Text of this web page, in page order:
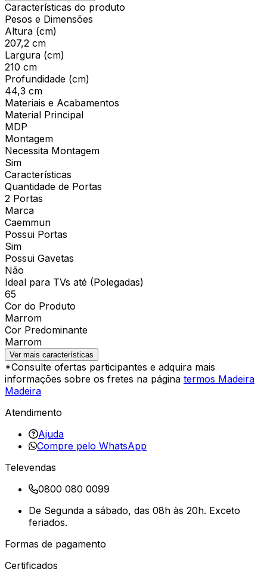
Características do produto
Pesos e Dimensões
Altura (cm)
207,2 cm
Largura (cm)
210 cm
Profundidade (cm)
44,3 cm
Materiais e Acabamentos
Material Principal
MDP
Montagem
Necessita Montagem
Sim
Características
Quantidade de Portas
2 Portas
Marca
Caemmun
Possui Portas
Sim
Possui Gavetas
Não
Ideal para TVs até (Polegadas)
65
Cor do Produto
Marrom
Cor Predominante
Marrom
Ver mais características
*Consulte ofertas participantes e adquira mais
informações sobre os fretes na página termos Madeira
Madeira
Atendimento
Ajuda
Compre pelo WhatsApp
Televendas
0800 080 0099
De Segunda a sábado, das 08h às 20h. Exceto
feriados.
Formas de pagamento
Certificados